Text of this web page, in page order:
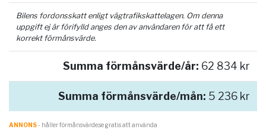
Bilens fordonsskatt enligt vägtrafikskattelagen. Om denna
uppgift ej är förifylld anges den av användaren för att få ett
korrekt förmånsvärde.
Summa förmånsvärde/år: 62 834 kr
Summa förmånsvärde/mån: 5 236 kr
ANNONS- håller förmånsvärde.se gratis att använda